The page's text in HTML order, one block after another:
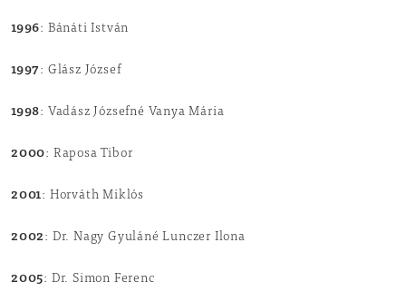
1996: Bánáti István
1997 : Glász József
1998: Vadász Józsefné Vanya Mária
2000: Raposa Tibor
2001: Horváth Miklós
2002 : Dr. Nagy Gyuláné Lunczer Ilona
2005: Dr. Simon Ferenc